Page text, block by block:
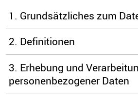
1. Grundsätzliches zum
2. Definitionen
3. Erhebung und
personenbezogener Daten